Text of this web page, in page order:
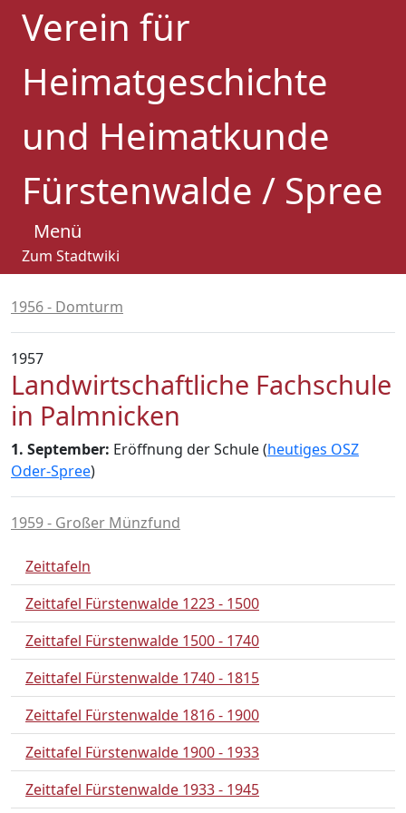
Verein für
Heimatgeschichte
und Heimatkunde
Fürstenwalde / Spree
Menü
Zum Stadtwiki
1956 - Domturm
1957
Landwirtschaftliche Fachschule
in Palmnicken
1. September: Eröffnung der Schule (heutiges OSZ
Oder-Spree)
1959 - Großer Münzfund
Zeittafeln
Zeittafel Fürstenwalde 1223 - 1500
Zeittafel Fürstenwalde 1500 - 1740
Zeittafel Fürstenwalde 1740 - 1815
Zeittafel Fürstenwalde 1816 - 1900
Zeittafel Fürstenwalde 1900 - 1933
Zeittafel Fürstenwalde 1933 - 1945